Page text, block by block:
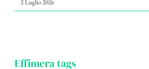
2 Luglio 2026
Effimera tags